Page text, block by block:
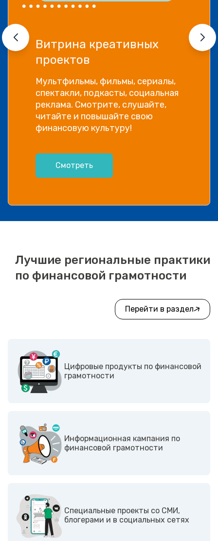
Витрина креативных
проектов
Мультфильмы, фильмы, сериалы,
спектакли, подкасты, социальная
реклама. Смотрите, слушайте,
читайте и повышайте свою
финансовую культуру!
Смотреть
Лучшие региональные практики
по финансовой грамотности
Перейти в раздел
Цифровые продукты по финансовой
грамотности
Информационная кампания по
финансовой грамотности
Cпециальные проекты со СМИ,
блогерами и в социальных сетях